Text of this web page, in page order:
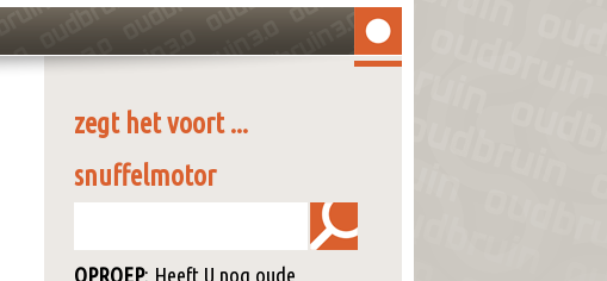
zegt het voort ...
snuffelmotor
OPROEP: Heeft U nog oude